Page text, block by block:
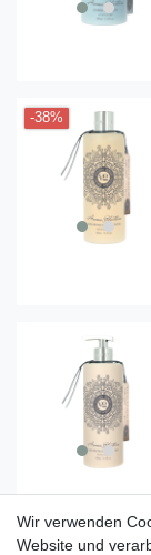
-38%
Wir verwenden
Website und